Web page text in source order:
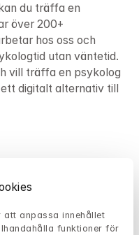
anpassa innehållet
funktioner för
du träffa en
över 200+
hos oss och
utan väntetid.
vill träffa en psykolog
digitalt alternativ till
ohälsa i